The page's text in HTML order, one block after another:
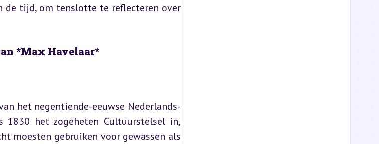
de tijd, om tenslotte te reflecteren over
*Max Havelaar*
het negentiende-eeuwse Nederlands-
1830 het zogeheten Cultuurstelsel in,
moesten gebruiken voor gewassen als